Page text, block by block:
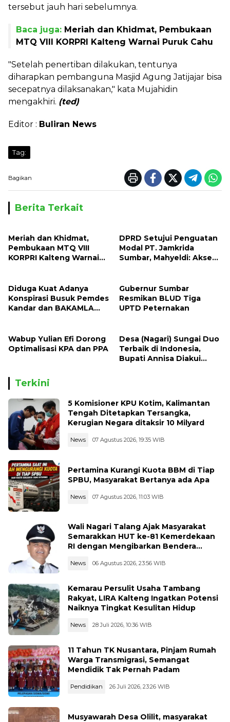
tersebut jauh hari sebelumnya.
Baca juga: Meriah dan Khidmat, Pembukaan
MTQ VIII KORPRI Kalteng Warnai Puruk Cahu
"Setelah penertiban dilakukan, tentunya
diharapkan pembanguna Masjid Agung Jatijajar bisa
secepatnya dilaksanakan," kata Mujahidin
mengakhiri. (ted)
Editor : Buliran News
Tag:
Bagikan
Berita Terkait
Meriah dan Khidmat,
Pembukaan MTQ VIII
KORPRI Kalteng Warnai
DPRD Setujui Penguatan
Modal PT. Jamkrida
Sumbar, Mahyeldi: Akses
Diduga Kuat Adanya
Konspirasi Busuk Pemdes
Kandar dan BAKAMLA
Refualu
Gubernur Sumbar
Resmikan BLUD Tiga
UPTD Peternakan
Wabup Yulian Efi Dorong
Optimalisasi KPA dan PPA
Desa (Nagari) Sungai Duo
Terbaik di Indonesia,
Bupati Annisa Diakui
Terkini
5 Komisioner KPU Kotim, Kalimantan
Tengah Ditetapkan Tersangka,
Kerugian Negara ditaksir 10 Milyard
News 07 Agustus 2026, 19:35 WIB
Pertamina Kurangi Kuota BBM di Tiap
SPBU, Masyarakat Bertanya ada Apa
News 07 Agustus 2026, 11:03 WIB
Wali Nagari Talang Ajak Masyarakat
Semarakkan HUT ke-81 Kemerdekaan
RI dengan Mengibarkan Bendera
News 06 Agustus 2026, 23:56 WIB
Kemarau Persulit Usaha Tambang
Rakyat, LIRA Kalteng Ingatkan Potensi
Naiknya Tingkat Kesulitan Hidup
News 28 Juli 2026, 10:36 WIB
11 Tahun TK Nusantara, Pinjam Rumah
Warga Transmigrasi, Semangat
Mendidik Tak Pernah Padam
Pendidikan 26 Juli 2026, 23:26 WIB
Musyawarah Desa Olilit, masyarakat